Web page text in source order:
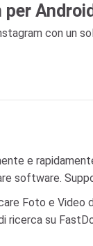
Android
con un
e
software.
Foto e Video
ricerca su